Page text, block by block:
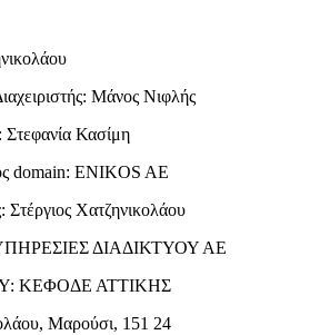
Μάνος Νιφλής
Στεφανία Κασίμη
domain: ENIKOS AE
Στέργιος Χατζηνικολάου
ΔΙΑΔΙΚΤΥΟΥ ΑΕ
ΚΕΦΟΔΕ ΑΤΤΙΚΗΣ
Μαρούσι, 151 24